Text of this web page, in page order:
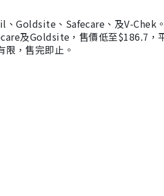
、Goldsite、Safecare、及V-Chek
及Goldsite，售價低至$186.7，
，售完即止。